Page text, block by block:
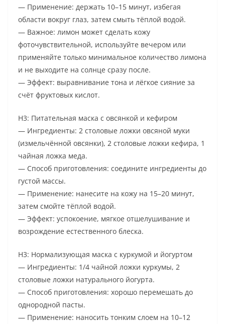
— Применение: держать 10–15 минут, избегая
области вокруг глаз, затем смыть тёплой водой.
— Важное: лимон может сделать кожу
фоточувствительной, используйте вечером или
применяйте только минимальное количество лимона
и не выходите на солнце сразу после.
— Эффект: выравнивание тона и лёгкое сияние за
счёт фруктовых кислот.
H3: Питательная маска с овсянкой и кефиром
— Ингредиенты: 2 столовые ложки овсяной муки
(измельчённой овсянки), 2 столовые ложки кефира, 1
чайная ложка меда.
— Способ приготовления: соедините ингредиенты до
густой массы.
— Применение: нанесите на кожу на 15–20 минут,
затем смойте тёплой водой.
— Эффект: успокоение, мягкое отшелушивание и
возрождение естественного блеска.
H3: Нормализующая маска с куркумой и йогуртом
— Ингредиенты: 1/4 чайной ложки куркумы, 2
столовые ложки натурального йогурта.
— Способ приготовления: хорошо перемешать до
однородной пасты.
— Применение: наносить тонким слоем на 10–12